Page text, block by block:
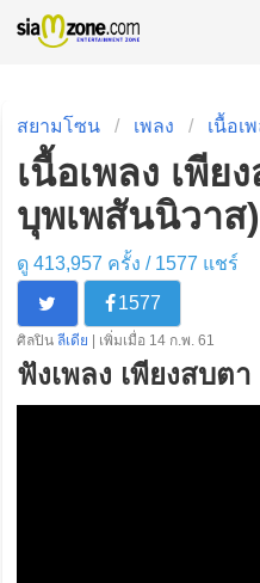
สยามโซน เพลง เนื้อเ
เนื้อเพลง เพีย
บุพเพสันนิวาส
ดู 413,957 ครั้ง / 1577 แชร์
1577
ศิลปิน ลีเดีย | เพิ่มเมื่อ 14 ก.พ. 61
ฟังเพลง เพียงสบตา